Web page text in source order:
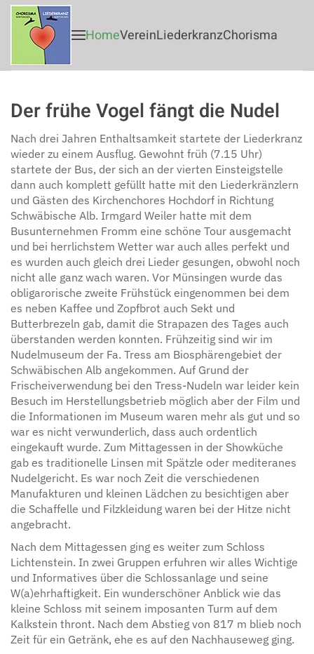
Zum Hauptinhalt springen
HomeVereinLiederkranzChorisma
Der frühe Vogel fängt die Nudel
Nach drei Jahren Enthaltsamkeit startete der Liederkranz
wieder zu einem Ausflug. Gewohnt früh (7.15 Uhr)
startete der Bus, der sich an der vierten Einsteigstelle
dann auch komplett gefüllt hatte mit den Liederkränzlern
und Gästen des Kirchenchores Hochdorf in Richtung
Schwäbische Alb. Irmgard Weiler hatte mit dem
Busunternehmen Fromm eine schöne Tour ausgemacht
und bei herrlichstem Wetter war auch alles perfekt und
es wurden auch gleich drei Lieder gesungen, obwohl noch
nicht alle ganz wach waren. Vor Münsingen wurde das
obligarorische zweite Frühstück eingenommen bei dem
es neben Kaffee und Zopfbrot auch Sekt und
Butterbrezeln gab, damit die Strapazen des Tages auch
überstanden werden konnten. Frühzeitig sind wir im
Nudelmuseum der Fa. Tress am Biosphärengebiet der
Schwäbischen Alb angekommen. Auf Grund der
Frischeiverwendung bei den Tress-Nudeln war leider kein
Besuch im Herstellungsbetrieb möglich aber der Film und
die Informationen im Museum waren mehr als gut und so
war es nicht verwunderlich, dass auch ordentlich
eingekauft wurde. Zum Mittagessen in der Showküche
gab es traditionelle Linsen mit Spätzle oder mediteranes
Nudelgericht. Es war noch Zeit die verschiedenen
Manufakturen und kleinen Lädchen zu besichtigen aber
die Schaffelle und Filzkleidung waren bei der Hitze nicht
angebracht.
Nach dem Mittagessen ging es weiter zum Schloss
Lichtenstein. In zwei Gruppen erfuhren wir alles Wichtige
und Informatives über die Schlossanlage und seine
W(a)ehrhaftigkeit. Ein wunderschöner Anblick wie das
kleine Schloss mit seinem imposanten Turm auf dem
Kalkstein thront. Nach dem Abstieg von 817 m blieb noch
Zeit für ein Getränk, ehe es auf den Nachhauseweg ging.